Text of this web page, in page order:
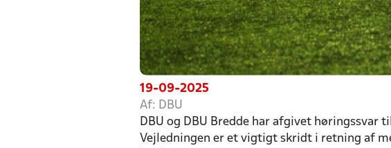
19-09-2025
Af: DBU
DBU og DBU Bredde har afgivet
Vejledningen er et vigtigt skridt i retning af